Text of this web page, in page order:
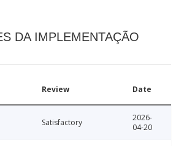
DA IMPLEMENTAÇÃO
Review Date
Satisfactory
2026-
04-20